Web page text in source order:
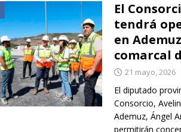
El
tendrá
en
comarcal
21 mayo, 2026
El diputado
Consorcio,
Ademuz, Ángel
permitirán